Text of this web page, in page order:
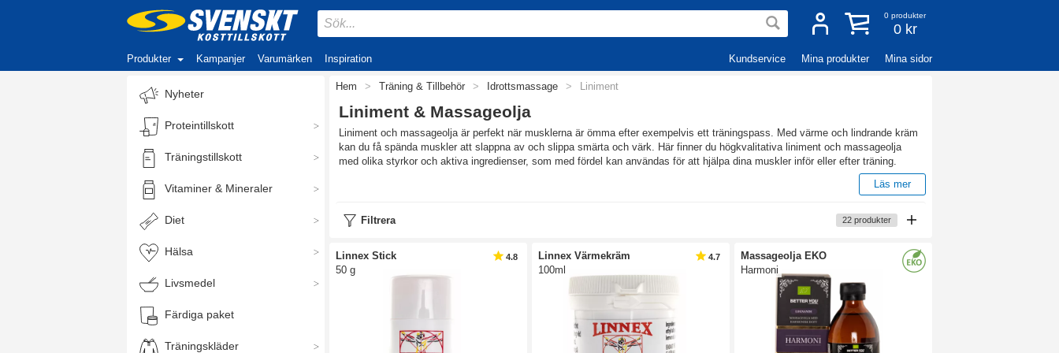
0 produkter
0 kr
Produkter Kampanjer Varumärken Inspiration Kundservice Mina produkter Mina sidor
Nyheter
Proteintillskott
Träningstillskott
Vitaminer & Mineraler
Diet
Hälsa
Livsmedel
Färdiga paket
Träningskläder
Hem > Träning & Tillbehör > Idrottsmassage > Liniment
Liniment & Massageolja
Liniment och massageolja är perfekt när musklerna är ömma efter exempelvis ett träningspass. Med värme och lindrande kräm
kan du få spända muskler att slappna av och slippa smärta och värk. Här finner du högkvalitativa liniment och massageolja
med olika styrkor och aktiva ingredienser, som med fördel kan användas för att hjälpa dina muskler inför eller efter träning.
muskelvärk med hjälp av olika aktiva ämnen. I kylande liniment är det vanligt att mentol är en aktiv ingrediens, medan värmande
kylande samtidigt.
Liniment kan hjälpa om du har:
Överansträngda muskler
Belastningsskador
Läs mer
Filtrera 22 produkter
Linnex Stick
50 g
4.8
Linnex Värmekräm
100ml
4.7
Massageolja EKO
Harmoni